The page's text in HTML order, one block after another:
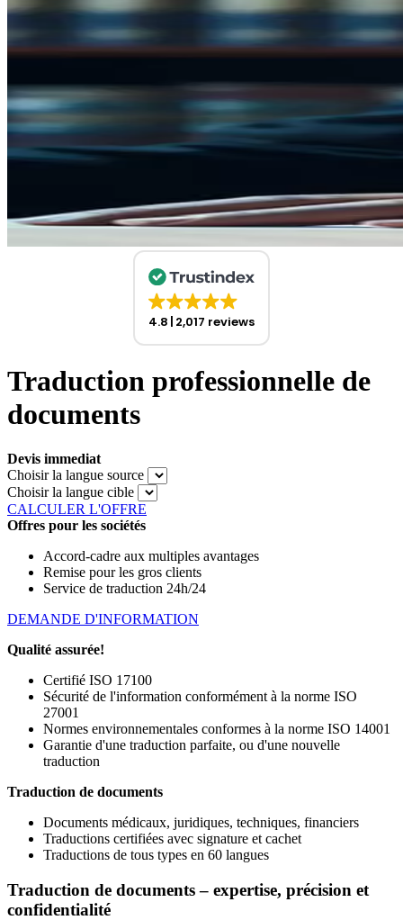
4.8 2,017 reviews
Traduction professionnelle de
documents
Devis immediat
Choisir la langue source
Choisir la langue cible
CALCULER L'OFFRE
Offres pour les sociétés
Accord-cadre aux multiples avantages
Remise pour les gros clients
Service de traduction 24h/24
DEMANDE D'INFORMATION
Qualité assurée!
Certifié ISO 17100
Sécurité de l'information conformément à la norme ISO
27001
Normes environnementales conformes à la norme ISO 14001
Garantie d'une traduction parfaite, ou d'une nouvelle
traduction
Traduction de documents
Documents médicaux, juridiques, techniques, financiers
Traductions certifiées avec signature et cachet
Traductions de tous types en 60 langues
Traduction de documents – expertise, précision et
confidentialité